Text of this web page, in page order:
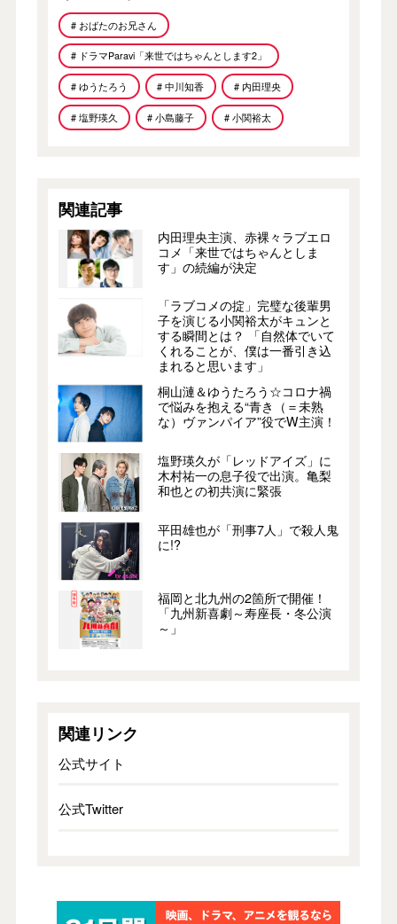
# おばたのお兄さん
# ドラマParavi「来世ではちゃんとします2」
# ゆうたろう # 中川知香 # 内田理央
# 塩野瑛久 # 小島藤子 # 小関裕太
関連記事
内田理央主演、赤裸々ラブエロ
コメ「来世ではちゃんとしま
す」の続編が決定
「ラブコメの掟」完璧な後輩男
子を演じる小関裕太がキュンと
する瞬間とは？ 「自然体でいて
くれることが、僕は一番引き込
まれると思います」
桐山漣＆ゆうたろう☆コロナ禍
で悩みを抱える“青き（＝未熟
な）ヴァンパイア”役でW主演！
塩野瑛久が「レッドアイズ」に
木村祐一の息子役で出演。亀梨
和也との初共演に緊張
平田雄也が「刑事7人」で殺人鬼
に!?
福岡と北九州の2箇所で開催！
「九州新喜劇～寿座長・冬公演
～」
関連リンク
公式サイト
公式Twitter